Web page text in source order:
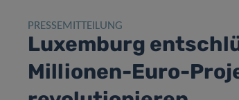
PRESSEMITTEILUNG
Luxemburg
Millionen-Euro-